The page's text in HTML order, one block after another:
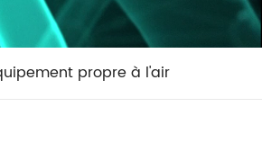
propre à l'air